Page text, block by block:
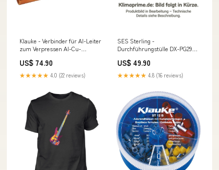
Klauke - Verbinder für Al-Leiter
zum Verpressen Al-Cu-
50RM/SM-70SE − 4 Stück
Klimaanlage 5 Deckenkassetten
US$ 74.90
★★★★★ 4.0 (22 reviews)
SES Sterling -
Durchführungstülle DX-PG29
US$ 49.90
★★★★★ 4.8 (16 reviews)